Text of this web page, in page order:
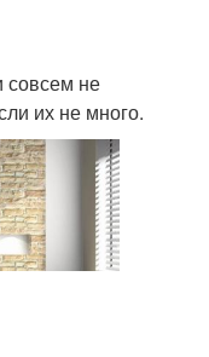
совсем не
их не много.